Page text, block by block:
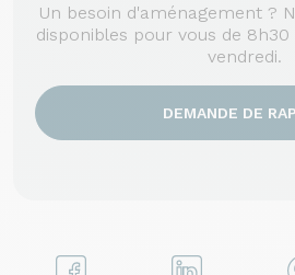
Un besoin d'aménagement ?
disponibles pour vous de 8h30
vendredi.
DEMANDE DE